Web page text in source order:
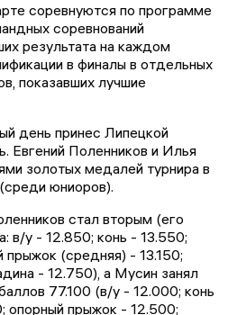
соревнуются по программе
соревнований
результата на каждом
в финалы в отдельных
показавших лучшие
день принес Липецкой
Евгений Поленников и Илья
золотых медалей турнира в
юниоров).
стал вторым (его
в/у - 12.850; конь - 13.550;
прыжок (средняя) - 13.150;
- 12.750), а Мусин занял
77.100 (в/у - 12.000; конь
опорный прыжок - 12.500;